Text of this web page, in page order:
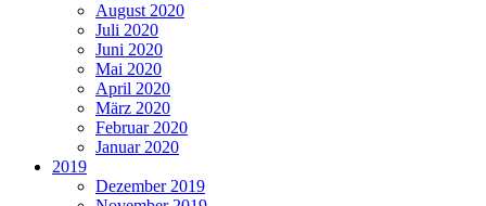
August 2020
Juli 2020
Juni 2020
Mai 2020
April 2020
März 2020
Februar 2020
Januar 2020
2019
Dezember 2019